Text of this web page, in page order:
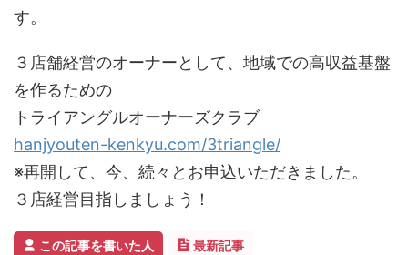
す。
３店舗経営のオーナーとして、地域での高収益基盤
を作るための
トライアングルオーナーズクラブ
hanjyouten-kenkyu.com/3triangle/
※再開して、今、続々とお申込いただきました。
３店経営目指しましょう！
この記事を書いた人 最新記事